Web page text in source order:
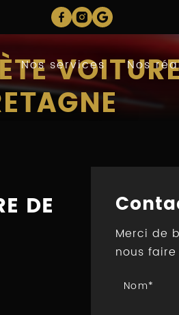
Nos services Nos
DE
Merci de
nous